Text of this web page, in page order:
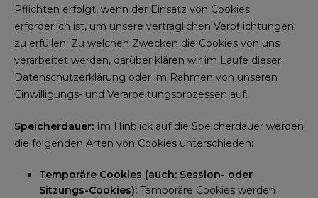
Pflichten erfolgt, wenn der Einsatz von Cookies
erforderlich ist, um unsere vertraglichen Verpflichtungen
zu erfüllen. Zu welchen Zwecken die Cookies von uns
verarbeitet werden, darüber klären wir im Laufe dieser
Datenschutzerklärung oder im Rahmen von unseren
Einwilligungs- und Verarbeitungsprozessen auf.
Speicherdauer: Im Hinblick auf die Speicherdauer werden
die folgenden Arten von Cookies unterschieden:
Temporäre Cookies (auch: Session- oder
Sitzungs-Cookies): Temporäre Cookies werden